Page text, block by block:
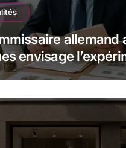
allemand
envisage
pilotes de